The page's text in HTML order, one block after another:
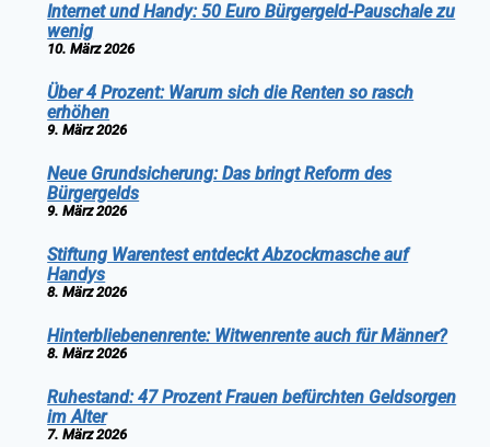
Internet und Handy: 50 Euro Bürgergeld-Pauschale zu
wenig
10. März 2026
Über 4 Prozent: Warum sich die Renten so rasch
erhöhen
9. März 2026
Neue Grundsicherung: Das bringt Reform des
Bürgergelds
9. März 2026
Stiftung Warentest entdeckt Abzockmasche auf
Handys
8. März 2026
Hinterbliebenenrente: Witwenrente auch für Männer?
8. März 2026
Ruhestand: 47 Prozent Frauen befürchten Geldsorgen
im Alter
7. März 2026